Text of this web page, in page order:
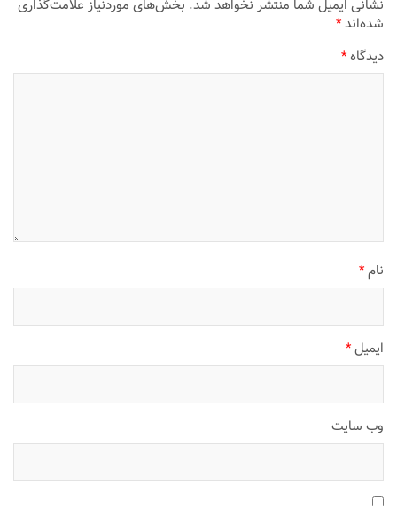
نشانی ایمیل شما منتشر نخواهد شد.بخش‌های موردنیاز علامت‌گذاری
شده‌اند*
دیدگاه*
نام*
ایمیل*
وب‌ سایت